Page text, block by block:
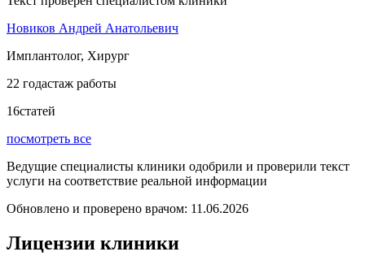
Новиков Андрей Анатольевич
Имплантолог, Хирург
22 годастаж работы
16статей
посмотреть все
Ведущие специалисты клиники одобрили и проверили текст
услуги на соответствие реальной информации
Обновлено и проверено врачом: 11.06.2026
Лицензии клиники